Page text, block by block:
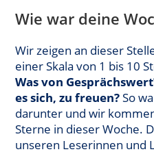
Wie war deine
Wir zeigen an dieser
einer Skala von 1 bis 10
Was von
es sich, zu freuen?So
darunter und wir
Sterne in dieser Woche.
unseren Leserinnen und